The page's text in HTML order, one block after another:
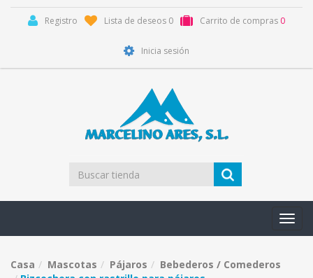
Registro Lista de deseos 0 Carrito de compras 0
Inicia sesión
Casa Mascotas Pájaros
Bebederos / Comederos